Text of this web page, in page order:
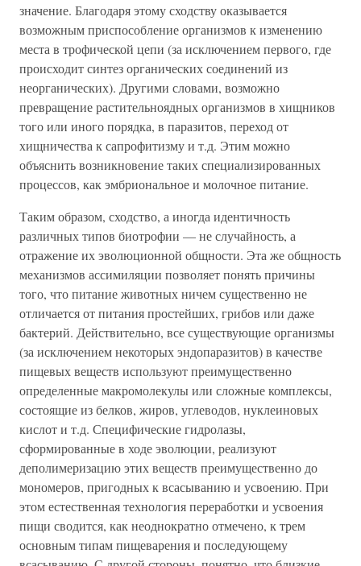
значение. Благодаря этому сходству оказывается
возможным приспособление организмов к изменению
места в трофической цепи (за исключением первого, где
происходит синтез органических соединений из
неорганических). Другими словами, возможно
превращение растительноядных организмов в хищников
того или иного порядка, в паразитов, переход от
хищничества к сапрофитизму и т.д. Этим можно
объяснить возникновение таких специализированных
процессов, как эмбриональное и молочное питание.
Таким образом, сходство, а иногда идентичность
различных типов биотрофии — не случайность, а
отражение их эволюционной общности. Эта же общность
механизмов ассимиляции позволяет понять причины
того, что питание животных ничем существенно не
отличается от питания простейших, грибов или даже
бактерий. Действительно, все существующие организмы
(за исключением некоторых эндопаразитов) в качестве
пищевых веществ используют преимущественно
определенные макромолекулы или сложные комплексы,
состоящие из белков, жиров, углеводов, нуклеиновых
кислот и т.д. Специфические гидролазы,
сформированные в ходе эволюции, реализуют
деполимеризацию этих веществ преимущественно до
мономеров, пригодных к всасыванию и усвоению. При
этом естественная технология переработки и усвоения
пищи сводится, как неоднократно отмечено, к трем
основным типам пищеварения и последующему